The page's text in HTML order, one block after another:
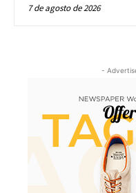
7 de agosto de 2026
-